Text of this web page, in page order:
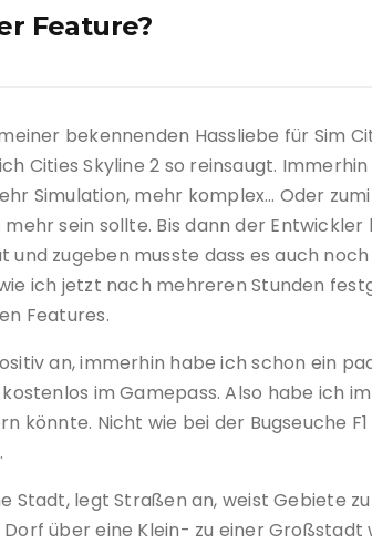
Feature?
bekennenden Hassliebe für Sim
Cities Skyline 2 so reinsaugt.
Simulation, mehr komplex… Oder
mehr sein sollte. Bis dann der Entwickler
und zugeben musste dass es auch
ich jetzt nach mehreren Stunden
Features.
an, immerhin habe ich schon ein
im Gamepass. Also habe ich
könnte. Nicht wie bei der Bugseuche
Stadt, legt Straßen an, weist Gebiete
über eine Klein- zu einer